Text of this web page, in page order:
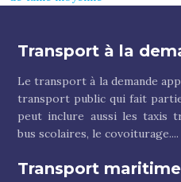
Transport à la
Le transport à la demande
transport public qui fait
peut inclure aussi les taxis
bus scolaires, le covoiturage....
Transport maritime